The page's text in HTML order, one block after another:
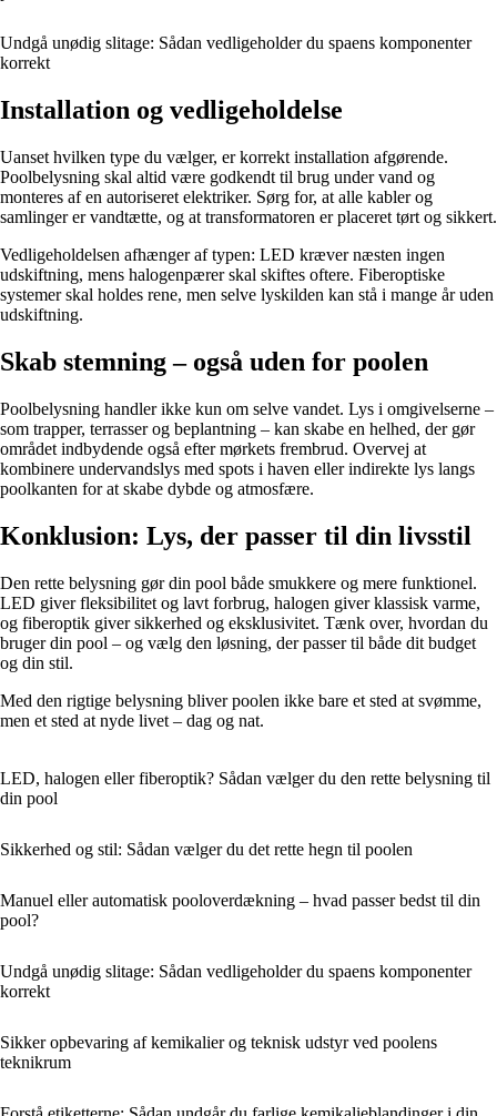
Undgå unødig slitage: Sådan vedligeholder du spaens komponenter
korrekt
Installation og vedligeholdelse
Uanset hvilken type du vælger, er korrekt installation afgørende.
Poolbelysning skal altid være godkendt til brug under vand og
monteres af en autoriseret elektriker. Sørg for, at alle kabler og
samlinger er vandtætte, og at transformatoren er placeret tørt og sikkert.
Vedligeholdelsen afhænger af typen: LED kræver næsten ingen
udskiftning, mens halogenpærer skal skiftes oftere. Fiberoptiske
systemer skal holdes rene, men selve lyskilden kan stå i mange år uden
udskiftning.
Skab stemning – også uden for poolen
Poolbelysning handler ikke kun om selve vandet. Lys i omgivelserne –
som trapper, terrasser og beplantning – kan skabe en helhed, der gør
området indbydende også efter mørkets frembrud. Overvej at
kombinere undervandslys med spots i haven eller indirekte lys langs
poolkanten for at skabe dybde og atmosfære.
Konklusion: Lys, der passer til din livsstil
Den rette belysning gør din pool både smukkere og mere funktionel.
LED giver fleksibilitet og lavt forbrug, halogen giver klassisk varme,
og fiberoptik giver sikkerhed og eksklusivitet. Tænk over, hvordan du
bruger din pool – og vælg den løsning, der passer til både dit budget
og din stil.
Med den rigtige belysning bliver poolen ikke bare et sted at svømme,
men et sted at nyde livet – dag og nat.
LED, halogen eller fiberoptik? Sådan vælger du den rette belysning til
din pool
Sikkerhed og stil: Sådan vælger du det rette hegn til poolen
Manuel eller automatisk pooloverdækning – hvad passer bedst til din
pool?
Undgå unødig slitage: Sådan vedligeholder du spaens komponenter
korrekt
Sikker opbevaring af kemikalier og teknisk udstyr ved poolens
teknikrum